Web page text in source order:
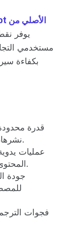
مستخدمي
بكفاءة
قدرة
نشرها، مما يجعل مراقبة الجودة أمراً صعباً.
عمليات
المحتوى الحالي أو إدارة التغييرات المتكررة.
جودة
فجوات